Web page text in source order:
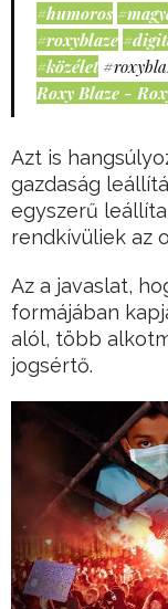
#humoros
#roxyblaze
#közélet
Roxy Blaze -
Azt is
gazdaság
egyszerű
rendkívüliek az
Az a javaslat,
formájában
alól, több
jogsértő.